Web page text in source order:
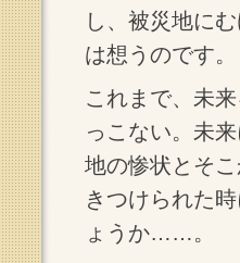
し、被災地に
は想うのです。
これまで、未
っこない。未
地の惨状とそ
きつけられた
ょうか……。